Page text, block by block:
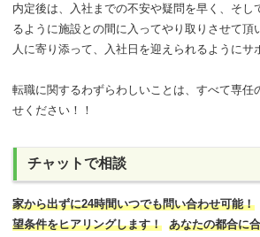
内定後は、入社までの不安や疑問を早く、そし
るように施設との間に入ってやり取りさせて頂
人に寄り添って、入社日を迎えられるようにサ
転職に関するわずらわしいことは、すべて専任
せください！！
チャットで相談
家から出ずに24時間いつでも問い合わせ可能！
望条件をヒアリングします！ あなたの都合に